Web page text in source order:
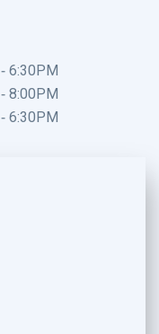
6:30PM
8:00PM
6:30PM